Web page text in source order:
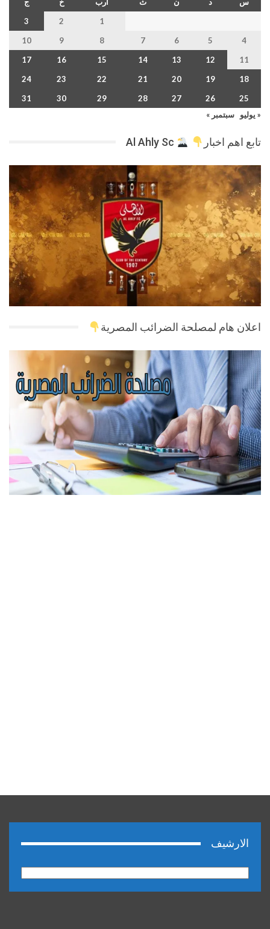
1
2
3
4
5
6
7
8
9
10
11
12
13
14
15
16
17
18
19
20
21
22
23
24
25
26
27
28
29
30
31
« يوليو
سبتمبر »
تابع اهم اخبار
اعلان هام لمصلحة الضرائب المصرية
الارشيف